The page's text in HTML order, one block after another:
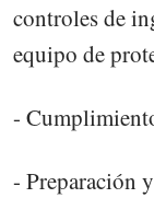
controles de
equipo de
-
- Preparación